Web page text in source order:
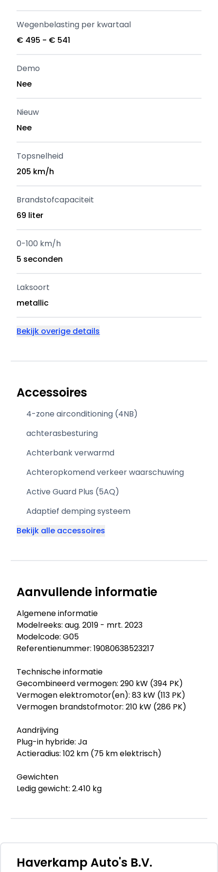
Wegenbelasting per kwartaal
€ 495 - € 541
Demo
Nee
Nieuw
Nee
Topsnelheid
205 km/h
Brandstofcapaciteit
69 liter
0-100 km/h
5 seconden
Laksoort
metallic
Bekijk overige details
Accessoires
4-zone airconditioning (4NB)
achterasbesturing
Achterbank verwarmd
Achteropkomend verkeer waarschuwing
Active Guard Plus (5AQ)
Adaptief demping systeem
Bekijk alle accessoires
Aanvullende informatie
Algemene informatie
Modelreeks: aug. 2019 - mrt. 2023
Modelcode: G05
Referentienummer: 19080638523217
Technische informatie
Gecombineerd vermogen: 290 kW (394 PK)
Vermogen elektromotor(en): 83 kW (113 PK)
Vermogen brandstofmotor: 210 kW (286 PK)
Aandrijving
Plug-in hybride: Ja
Actieradius: 102 km (75 km elektrisch)
Gewichten
Ledig gewicht: 2.410 kg
Aanwezige accu: gekocht
Accu: 22 kWh, Conditie: 91%, Type lithium-ion
Haverkamp Auto's B.V.